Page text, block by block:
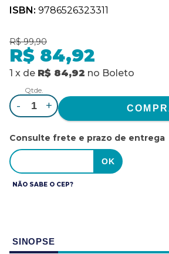
ISBN: 9786526323311
R$ 99,90
R$ 84,92
1 x de R$ 84,92 no Boleto
Qtde.
- +
Consulte frete e prazo de entrega
NÃO SABE O CEP?
SINOPSE